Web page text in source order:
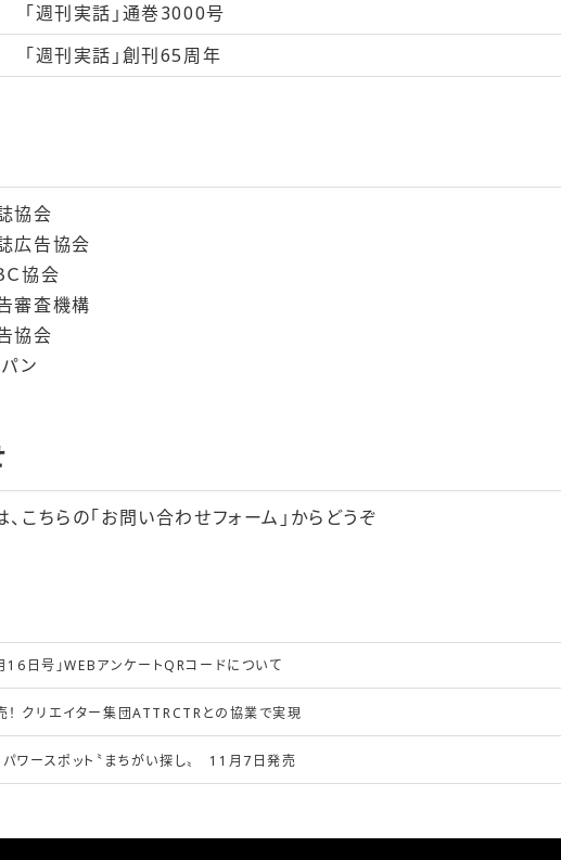
「週刊実話」通巻3000号
「週刊実話」創刊65周年
協会
広告協会
協会
審査機構
協会
ン
こちらの「お問い合わせフォーム 」からどうぞ
16日号」WEBアンケートQRコードについて
クリエイター集団ATTRCTRとの協業で実現
パワースポット〝まちがい探し〟 11月7日発売